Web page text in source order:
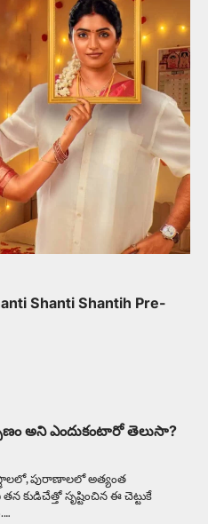
Shanti Shantih Pre-
అని ఎందుకంటారో తెలుసా?
పురాణాలలో అత్యంత
కుడిచేత్తో సృష్టించిన ఈ చెట్టుకే